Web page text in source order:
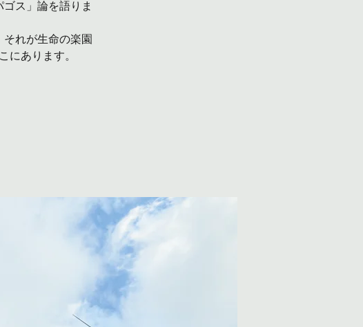
ス」論を語りま
れが生命の楽園
にあります。